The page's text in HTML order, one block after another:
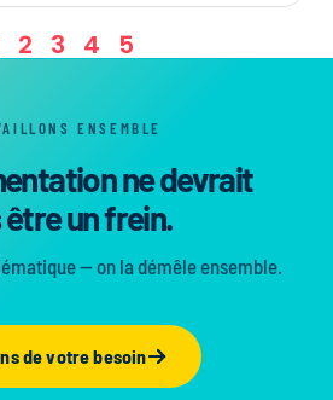
2 3 4 5
ENSEMBLE
ne devrait
un frein.
— on la démêle ensemble.
de votre besoin